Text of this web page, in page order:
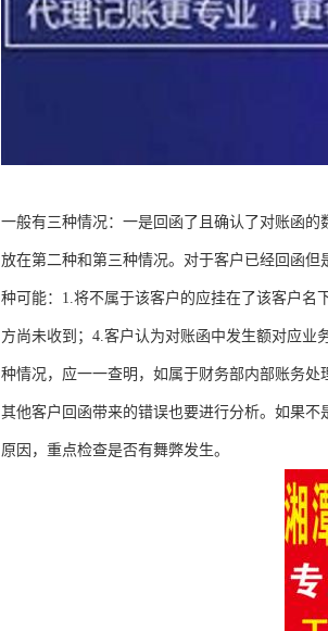
一般有三种情况：一是回函了且确认了对账函
放在第二种和第三种情况。对于客户已经回函
种可能：1.将不属于该客户的应挂在了该客户名
方尚未收到；4.客户认为对账函中发生额对应
种情况，应一一查明，如属于财务部内部账务
其他客户回函带来的错误也要进行分析。如果
原因，重点检查是否有舞弊发生。